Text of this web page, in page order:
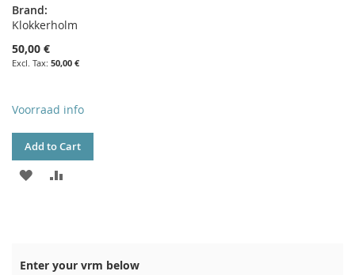
Brand:
Klokkerholm
50,00 €
50,00 €
Voorraad info
Add to Cart
ADD
Enter your vrm below